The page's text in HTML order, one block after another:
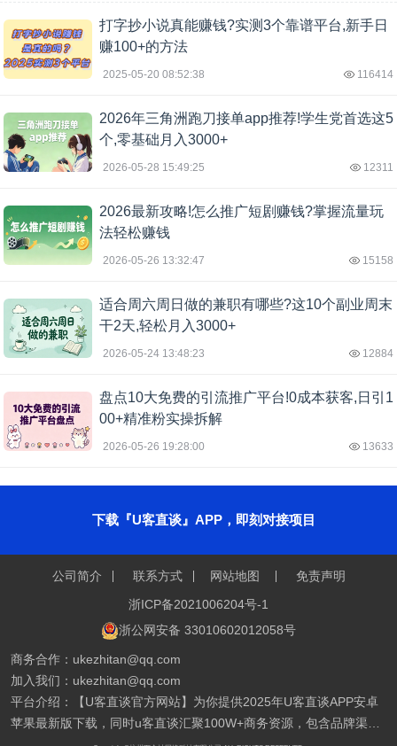
打字抄小说真能赚钱?实测3个靠谱平台,新手日
赚100+的方法
2025-05-20 08:52:38 116414
2026年三角洲跑刀接单app推荐!学生党首选这5
个,零基础月入3000+
2026-05-28 15:49:25 12311
2026最新攻略!怎么推广短剧赚钱?掌握流量玩
法轻松赚钱
2026-05-26 13:32:47 15158
适合周六周日做的兼职有哪些?这10个副业周末
干2天,轻松月入3000+
2026-05-24 13:48:23 12884
盘点10大免费的引流推广平台!0成本获客,日引1
00+精准粉实操拆解
2026-05-26 19:28:00 13633
下载『U客直谈』APP，即刻对接项目
公司简介 联系方式 网站地图
免责声明
浙ICP备2021006204号-1
浙公网安备 33010602012058号
商务合作：ukezhitan@qq.com
加入我们：ukezhitan@qq.com
平台介绍：【U客直谈官方网站】为你提供2025年U客直谈APP安卓
苹果最新版下载，同时u客直谈汇聚100W+商务资源，包含品牌渠